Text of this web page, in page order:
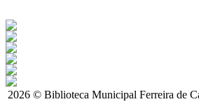
2026 © Biblioteca Municipal Ferreira de